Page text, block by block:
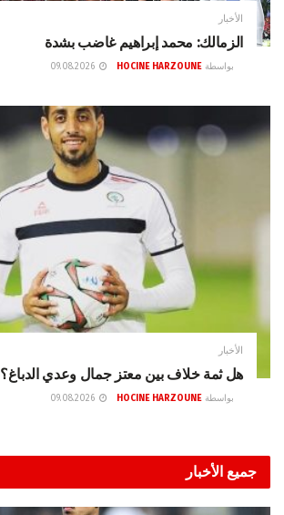
الأخبار
الزمالك: محمد إبراهيم غاضب بشدة
بواسطة HOCINE HARZOUNE
الأخبار
هل ثمة خلاف بين معتز جمال وعدي الدباغ؟
بواسطة HOCINE HARZOUNE
جميع الأخبار